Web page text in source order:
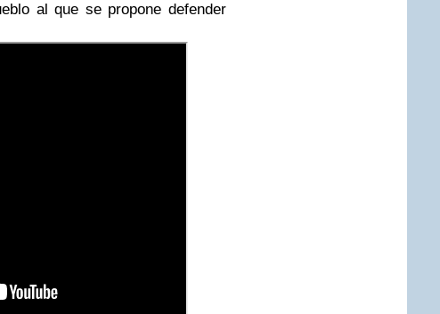
al que se propone defender